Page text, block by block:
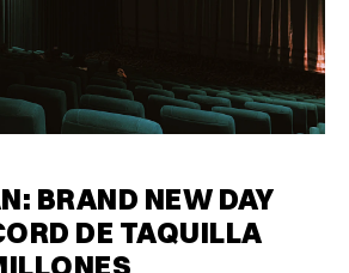
BRAND NEW DAY
DE TAQUILLA